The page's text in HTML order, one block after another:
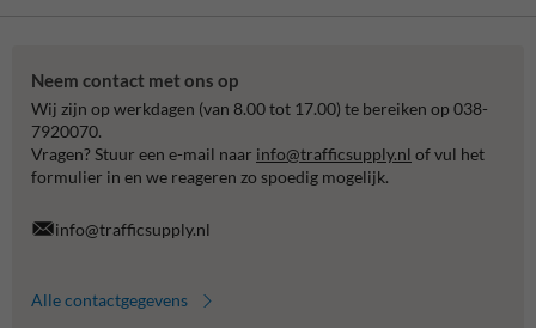
Neem contact met ons op
Wij zijn op werkdagen (van 8.00 tot 17.00) te bereiken op 038-
7920070.
Vragen? Stuur een e-mail naar info@trafficsupply.nl of vul het
formulier in en we reageren zo spoedig mogelijk.
info@trafficsupply.nl
Alle contactgegevens